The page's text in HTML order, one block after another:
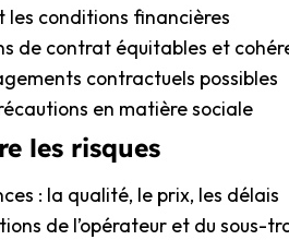
les conditions financières
de contrat équitables et
contractuels possibles
en matière sociale
les risques
: la qualité, le prix, les délais
de l’opérateur et du sous-